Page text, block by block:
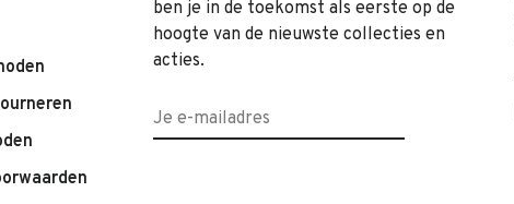
ben je in de toekomst als eerste op de
hoogte van de nieuwste collecties en
acties.